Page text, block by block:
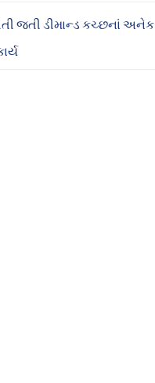
જતી ડીમાન્ડ કચ્છનાં અનેક